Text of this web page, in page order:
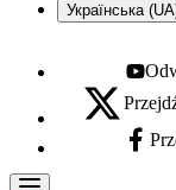
Українська
X - otwiera się